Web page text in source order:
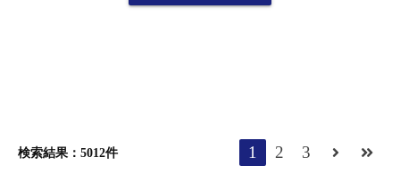
検索結果：5012件 1 2 3